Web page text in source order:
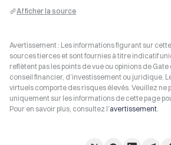
Afficher la source
Avertissement : Les informations figurant sur
sources tierces et sont fournies à titre indicatif
reflètent pas les points de vue ou opinions de
conseil financier, d’investissement ou juridique.
virtuels comporte des risques élevés. Veuillez ne
uniquement sur les informations de cette page
Pour en savoir plus, consultez l’avertissement.